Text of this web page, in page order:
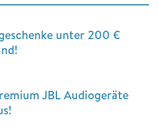
unter 200 €
JBL Audiogeräte